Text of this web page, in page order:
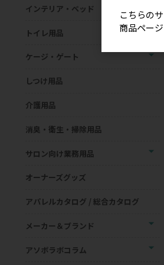
インテリア・ベッド
トイレ用品
ケージ・ゲート
しつけ用品
介護用品
消臭・衛生・掃除用品
サロン向け業務用品
オーナーズグッズ
アパレルカタログ / 総合カタログ
メーカー＆ブランド
アソボラボコラム
こちらの
商品ペー